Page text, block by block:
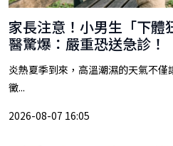
家長注意！小男生「下體
醫驚爆：嚴重恐送急診！
炎熱夏季到來，高溫潮濕的天氣不
黴...
2026-08-07 16:05